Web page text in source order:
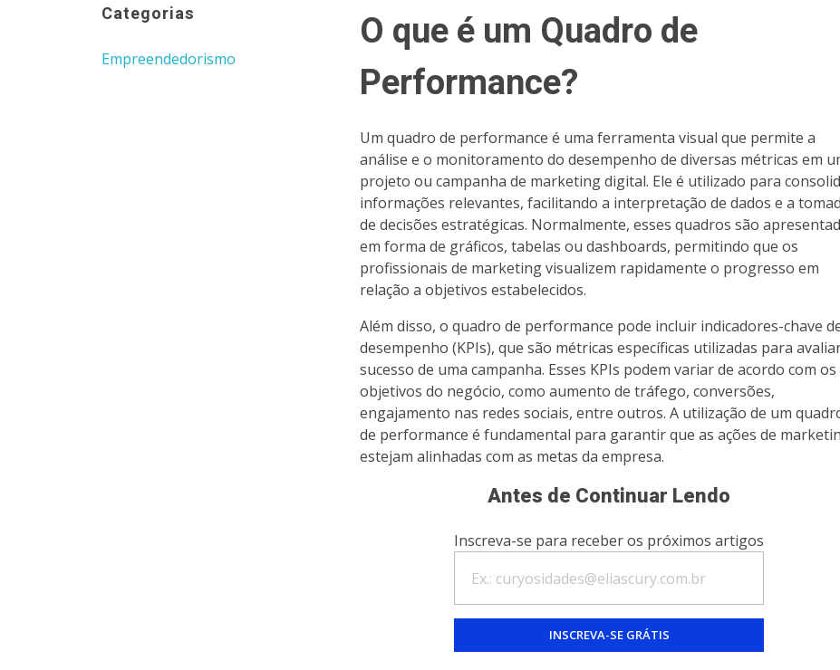
Categorias
Empreendedorismo
O que é um Quadro de
Performance?
Um quadro de performance é uma ferramenta visual que permite a
análise e o monitoramento do desempenho de diversas métricas em
projeto ou campanha de marketing digital. Ele é utilizado para
informações relevantes, facilitando a interpretação de dados e a
de decisões estratégicas. Normalmente, esses quadros são
em forma de gráficos, tabelas ou dashboards, permitindo que os
profissionais de marketing visualizem rapidamente o progresso em
relação a objetivos estabelecidos.
Além disso, o quadro de performance pode incluir indicadores-chave
desempenho (KPIs), que são métricas específicas utilizadas para
sucesso de uma campanha. Esses KPIs podem variar de acordo com os
objetivos do negócio, como aumento de tráfego, conversões,
engajamento nas redes sociais, entre outros. A utilização de um
de performance é fundamental para garantir que as ações de
estejam alinhadas com as metas da empresa.
Antes de Continuar Lendo
Inscreva-se para receber os próximos artigos